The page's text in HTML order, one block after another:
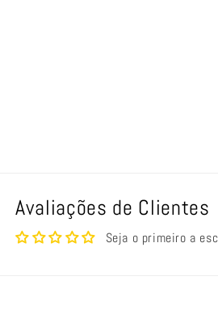
Avaliações de Clientes
Seja o primeiro a